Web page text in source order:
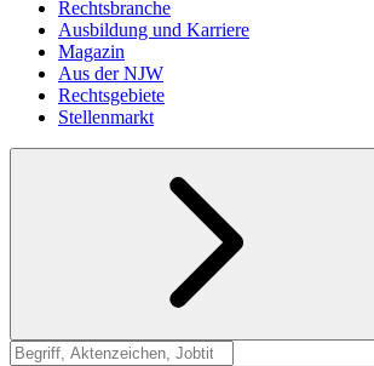
Rechtsbranche
Ausbildung und Karriere
Magazin
Aus der NJW
Rechtsgebiete
Stellenmarkt
Suche